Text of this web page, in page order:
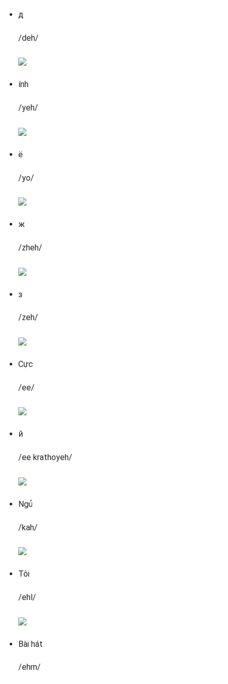
д
/deh/
ính
/yeh/
ё
/yo/
ж
/zheh/
з
/zeh/
Cực
/ee/
й
/ee krathoyeh/
Ngủ
/kah/
Tôi
/ehl/
Bài hát
/ehm/